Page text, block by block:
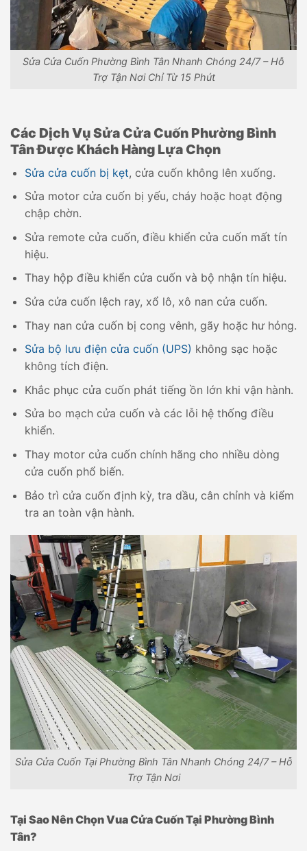
Sửa Cửa Cuốn Phường Bình Tân Nhanh Chóng 24/7 – Hỗ
Trợ Tận Nơi Chỉ Từ 15 Phút
Các Dịch Vụ Sửa Cửa Cuốn Phường Bình
Tân Được Khách Hàng Lựa Chọn
Sửa cửa cuốn bị kẹt, cửa cuốn không lên xuống.
Sửa motor cửa cuốn bị yếu, cháy hoặc hoạt động
chập chờn.
Sửa remote cửa cuốn, điều khiển cửa cuốn mất tín
hiệu.
Thay hộp điều khiển cửa cuốn và bộ nhận tín hiệu.
Sửa cửa cuốn lệch ray, xổ lô, xô nan cửa cuốn.
Thay nan cửa cuốn bị cong vênh, gãy hoặc hư hỏng.
Sửa bộ lưu điện cửa cuốn (UPS) không sạc hoặc
không tích điện.
Khắc phục cửa cuốn phát tiếng ồn lớn khi vận hành.
Sửa bo mạch cửa cuốn và các lỗi hệ thống điều
khiển.
Thay motor cửa cuốn chính hãng cho nhiều dòng
cửa cuốn phổ biến.
Bảo trì cửa cuốn định kỳ, tra dầu, cân chỉnh và kiểm
tra an toàn vận hành.
Sửa Cửa Cuốn Tại Phường Bình Tân Nhanh Chóng 24/7 – Hỗ
Trợ Tận Nơi
Tại Sao Nên Chọn Vua Cửa Cuốn Tại Phường Bình
Tân?